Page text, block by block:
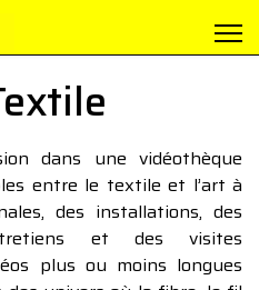
dans une vidéothèque
entre le textile et l’art à
des installations, des
et des visites
plus ou moins longues